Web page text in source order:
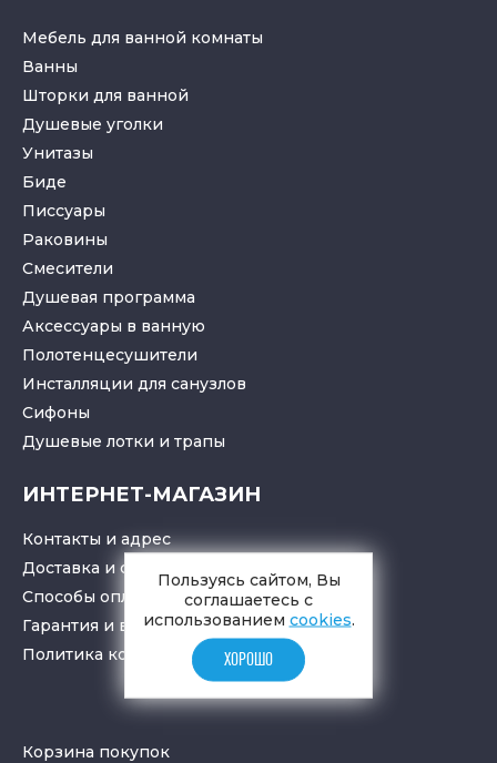
Мебель для ванной комнаты
Ванны
Шторки для ванной
Душевые уголки
Унитазы
Биде
Писсуары
Раковины
Смесители
Душевая программа
Аксессуары в ванную
Полотенцесушители
Инсталляции для санузлов
Cифоны
Душевые лотки и трапы
ИНТЕРНЕТ-МАГАЗИН
Контакты и адрес
Доставка и самовывоз
Способы оплаты
Гарантия и возврат товара
Политика конфиденциальности
Корзина покупок
Пользуясь сайтом, Вы
соглашаетесь с
использованием cookies.
ХОРОШО